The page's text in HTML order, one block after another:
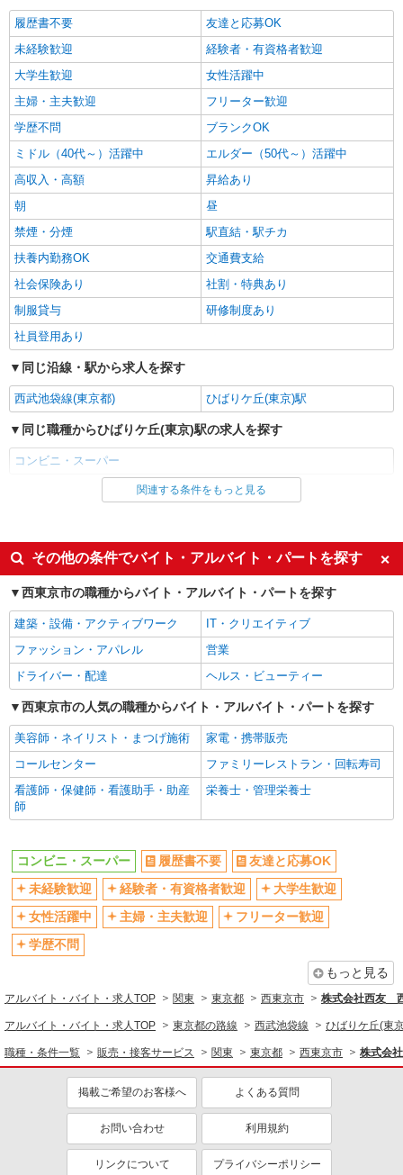
詳細を見る
パート
いなげや 西東京富士町店
食品スーパースタッフ（一般食品）
時給：1289円（一般食品） ※曜日・時間帯に
よって加算 ▼詳細は以下の通り 日・祝日／時給
125円増 ★学生以外の長期希望の方はパート対象
です。 ★職種を限定しての募集のため、勤務時
間・曜日の項目をご確認ください。
東京都西東京市富士町6-1-30
履歴書不要
友達と応募OK
未経験歓迎
経験者・有資格者歓迎
大学生歓迎
女性活躍中
主婦・主夫歓迎
フリーター歓迎
学歴不問
ブランクOK
ミドル（40代～）活躍中
エルダー（50代～）活躍中
高収入・高額
昇給あり
朝
昼
禁煙・分煙
駅直結・駅チカ
扶養内勤務OK
交通費支給
社会保険あり
社割・特典あり
制服貸与
研修制度あり
社員登用あり
同じ沿線・駅から求人を探す
西武池袋線(東京都) ひばりケ丘(東京)駅
同じ職種からひばりケ丘(東京)駅の求人を探す
コンビニ・スーパー
同じ雇用形態からひばりケ丘(東京)駅の求人を探す
同じ特徴からひばりケ丘(東京)駅の求人を探す
履歴書不要
友達と応募OK
未経験歓迎
経験者・有資格者歓迎
大学生歓迎
女性活躍中
主婦・主夫歓迎
フリーター歓迎
学歴不問
ブランクOK
ミドル（40代～）活躍中
エルダー（50代～）活躍中
高収入・高額
昇給あり
朝
昼
禁煙・分煙
駅直結・駅チカ
扶養内勤務OK
交通費支給
制服貸与
研修制度あり
社員登用あり
同じ職種から求人を探す
同じ特徴から求人を探す
未経験歓迎
大学生歓迎
ミドル（40代～）活躍中
扶養内勤務OK
関連する条件をもっと見る
その他の条件でバイト・アルバイト・パートを探す
西東京市の職種からバイト・アルバイト・パートを探す
建築・設備・アクティブワーク
IT・クリエイティブ
ファッション・アパレル
営業
ドライバー・配達
ヘルス・ビューティー
西東京市の人気の職種からバイト・アルバイト・パートを探す
美容師・ネイリスト・まつげ施術
家電・携帯販売
コールセンター
ファミリーレストラン・回転寿司
看護師・保健師・看護助手・助産
師
栄養士・管理栄養士
コンビニ・スーパー 履歴書不要
友達と応募OK
未経験歓迎
経験者・有資格者歓迎
大学生歓迎
女性活躍中
主婦・主夫歓迎
フリーター歓迎
学歴不問
もっと見る
アルバイト・バイト・求人TOP 関東 東京都 西東京市 株式会社西友
アルバイト・バイト・求人TOP 東京都の路線 西武池袋線 ひばりケ丘(東
職種・条件一覧 販売・接客サービス 関東 東京都 西東京市 株式会
掲載ご希望のお客様へ よくある質問
お問い合わせ 利用規約
リンクについて プライバシーポリシー